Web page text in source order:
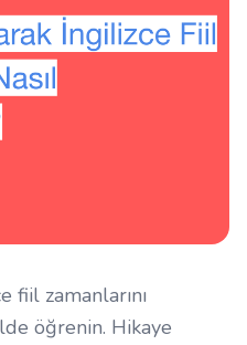
fiil zamanlarını
öğrenin. Hikaye